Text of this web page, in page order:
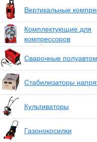
Вертикальные
Комплектующие для
компрессоров
Сварочные
Стабилизаторы
Культиваторы
Газонокосилки